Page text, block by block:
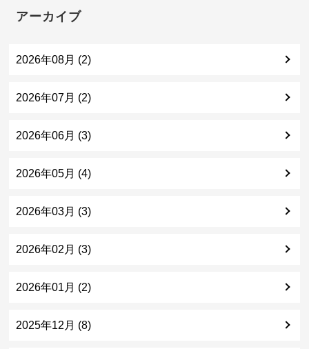
アーカイブ
2026年08月 (2)
2026年07月 (2)
2026年06月 (3)
2026年05月 (4)
2026年03月 (3)
2026年02月 (3)
2026年01月 (2)
2025年12月 (8)